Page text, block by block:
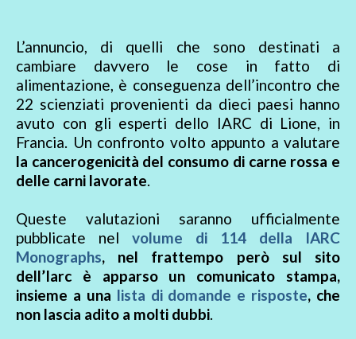
L’annuncio, di quelli che sono destinati a
cambiare davvero le cose in fatto di
alimentazione, è conseguenza dell’incontro che
22 scienziati provenienti da dieci paesi hanno
avuto con gli esperti dello IARC di Lione, in
Francia. Un confronto volto appunto a valutare
la cancerogenicità del consumo di carne rossa e
delle carni lavorate.
Queste valutazioni saranno ufficialmente
pubblicate nel volume di 114 della IARC
Monographs, nel frattempo però sul sito
dell’Iarc è apparso un comunicato stampa,
insieme a una lista di domande e risposte, che
non lascia adito a molti dubbi.